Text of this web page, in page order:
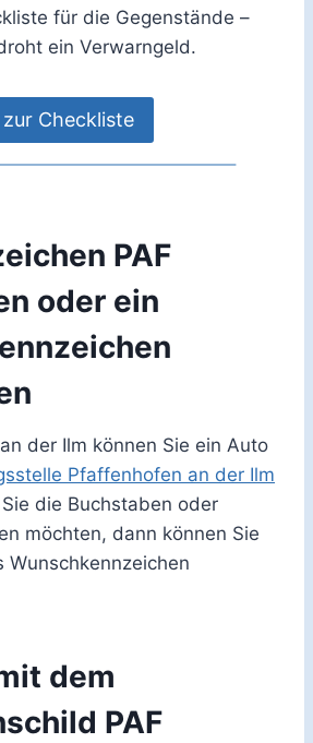
für die Gegenstände –
ein Verwarngeld.
zur Checkliste
PAF
oder ein
der Ilm können Sie ein Auto
Pfaffenhofen an der Ilm
die Buchstaben oder
möchten, dann können Sie
Wunschkennzeichen
dem
PAF